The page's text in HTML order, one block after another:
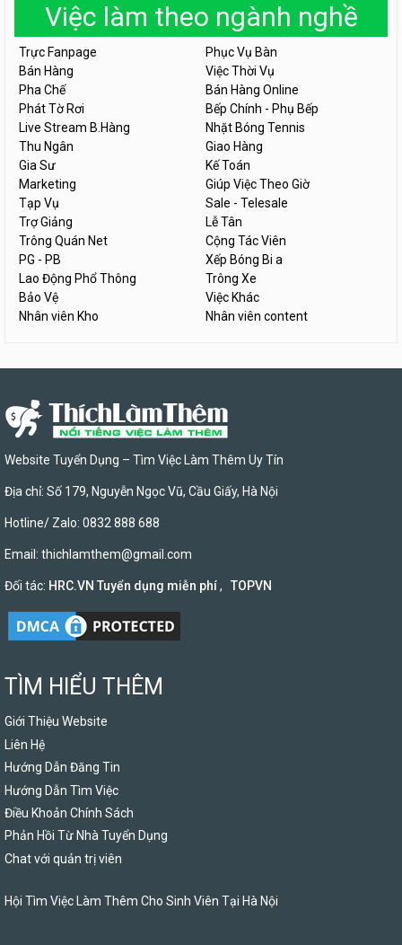
Việc làm theo ngành nghề
Trực Fanpage
Phục Vụ Bàn
Bán Hàng
Việc Thời Vụ
Pha Chế
Bán Hàng Online
Phát Tờ Rơi
Bếp Chính - Phụ Bếp
Live Stream B.Hàng
Nhặt Bóng Tennis
Thu Ngân
Giao Hàng
Gia Sư
Kế Toán
Marketing
Giúp Việc Theo Giờ
Tạp Vụ
Sale - Telesale
Trợ Giảng
Lễ Tân
Trông Quán Net
Cộng Tác Viên
PG - PB
Xếp Bóng Bi a
Lao Động Phổ Thông
Trông Xe
Bảo Vệ
Việc Khác
Nhân viên Kho
Nhân viên content
Website Tuyển Dụng – Tìm Việc Làm Thêm Uy Tín
Địa chỉ: Số 179, Nguyễn Ngọc Vũ, Cầu Giấy, Hà Nội
Hotline/ Zalo: 0832 888 688
Email: thichlamthem@gmail.com
Đối tác: HRC.VN Tuyển dụng miễn phí, TOPVN
TÌM HIỂU THÊM
Giới Thiệu Website
Liên Hệ
Hướng Dẫn Đăng Tin
Hướng Dẫn Tìm Việc
Điều Khoản Chính Sách
Phản Hồi Từ Nhà Tuyển Dụng
Chat với quản trị viên
Hội Tìm Việc Làm Thêm Cho Sinh Viên Tại Hà Nội